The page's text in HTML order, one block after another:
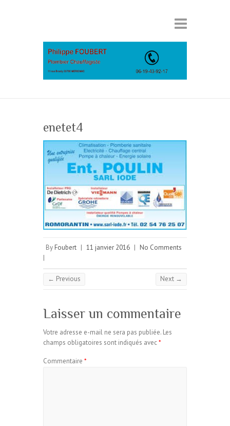
enetet4
By Foubert | 11 janvier 2016 | No Comments
|
← Previous Next →
Laisser un commentaire
Votre adresse e-mail ne sera pas publiée. Les
champs obligatoires sont indiqués avec*
Commentaire *